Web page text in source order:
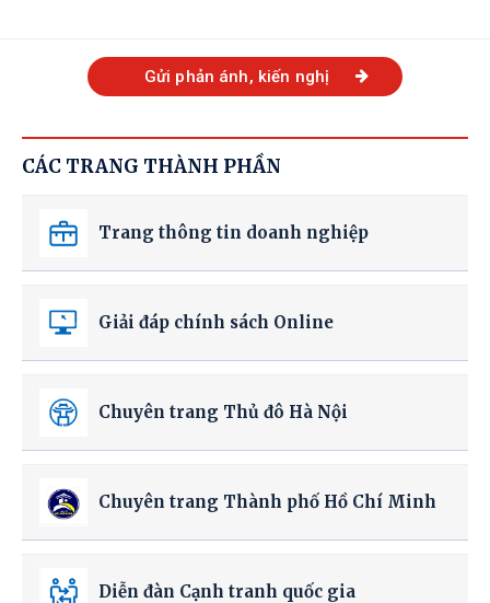
Gửi phản ánh, kiến nghị
CÁC TRANG THÀNH PHẦN
Trang thông tin doanh nghiệp
Giải đáp chính sách Online
Chuyên trang Thủ đô Hà Nội
Chuyên trang Thành phố Hồ Chí Minh
Diễn đàn Cạnh tranh quốc gia